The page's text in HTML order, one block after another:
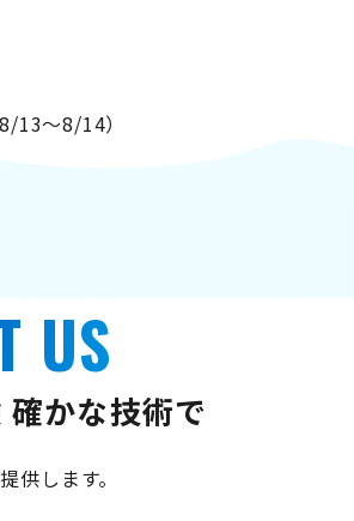
13～8/14）
US
かな技術で
供します。